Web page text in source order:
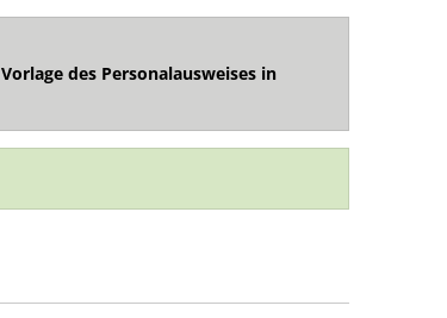
Vorlage des Personalausweises in